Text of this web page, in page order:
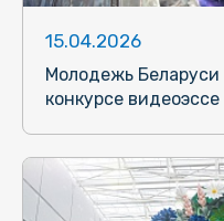
15.04.2026
Молодежь
конкурсе